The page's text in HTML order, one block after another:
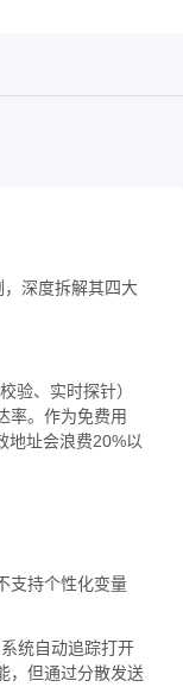
深度拆解其四大
验、实时探针）
率。作为免费用
址会浪费20%以
支持个性化变量
统自动追踪打开
，但通过分散发送